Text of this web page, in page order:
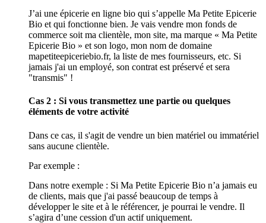
J’ai une épicerie en ligne bio qui s’appelle Ma Petite Epicerie
Bio et qui fonctionne bien. Je vais vendre mon fonds de
commerce soit ma clientèle, mon site, ma marque « Ma Petite
Epicerie Bio » et son logo, mon nom de domaine
mapetiteepiceriebio.fr, la liste de mes fournisseurs, etc. Si
jamais j'ai un employé, son contrat est préservé et sera
"transmis" !
Cas 2 : Si vous transmettez une partie ou quelques
éléments de votre activité
Dans ce cas, il s'agit de vendre un bien matériel ou immatériel
sans aucune clientèle.
Par exemple :
Dans notre exemple : Si Ma Petite Epicerie Bio n’a jamais eu
de clients, mais que j'ai passé beaucoup de temps à
développer le site et à le référencer, je pourrai le vendre. Il
s’agira d’une cession d'un actif uniquement.